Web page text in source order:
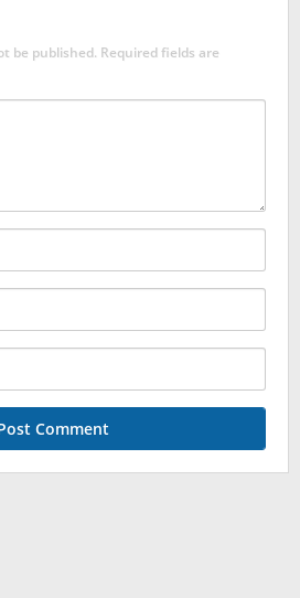
be published. Required fields are